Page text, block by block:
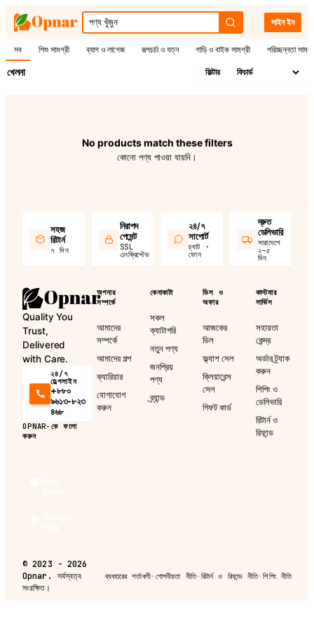
সাইন ইন
সব শিশু সামগ্রী ব্যাগ ও লাগেজ রূপচর্চা ও যত্ন গাড়ি ও বাইক সামগ্রী পরিচ্ছন্নতা
খেলনা ফিল্টার
No products match these filters
কোনো পণ্য পাওয়া যায়নি।
সহজ
রিটার্ন
৭ দিন
নিরাপদ
পেমেন্ট
SSL
এনক্রিপ্টেড
২৪/৭
সাপোর্ট
চ্যাট ·
ফোন
দ্রুত
ডেলিভারি
সারাদেশে
২–৫
দিন
Quality You
Trust,
Delivered
with Care.
২৪/৭
হেল্পলাইন
+৮৮০
৯৬১৩-৮২৩
৪৬৮
OPNAR-কে ফলো
করুন
অপনার
সম্পর্কে
আমাদের
সম্পর্কে
আমাদের গল্প
ক্যারিয়ার
যোগাযোগ
করুন
কেনাকাটা
সকল
ক্যাটাগরি
নতুন পণ্য
জনপ্রিয়
পণ্য
ব্র্যান্ড
ডিল ও
অফার
আজকের
ডিল
ফ্ল্যাশ সেল
ক্লিয়ারেন্স
সেল
গিফট কার্ড
কাস্টমার
সার্ভিস
সহায়তা
কেন্দ্র
অর্ডার ট্র্যাক
করুন
শিপিং ও
ডেলিভারি
রিটার্ন ও
রিফান্ড
©2023 - 2026
Opnar.
সর্বস্বত্ব
সংরক্ষিত।
ব্যবহারের শর্তাবলী· গোপনীয়তা নীতি· রিটার্ন ও রিফান্ড নীতি·শিপিং নীতি